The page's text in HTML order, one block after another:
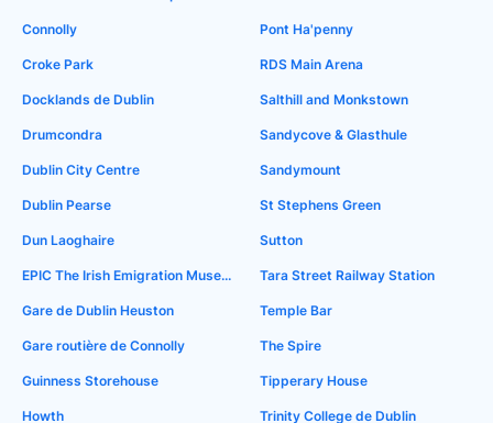
Connolly
Croke Park
Docklands de Dublin
Drumcondra
Dublin City Centre
Dublin Pearse
Dun Laoghaire
EPIC The Irish Emigration Museum
Gare de Dublin Heuston
Gare routière de Connolly
Guinness Storehouse
Howth
Pont Ha'penny
RDS Main Arena
Salthill and Monkstown
Sandycove & Glasthule
Sandymount
St Stephens Green
Sutton
Tara Street Railway Station
Temple Bar
The Spire
Tipperary House
Trinity College de Dublin